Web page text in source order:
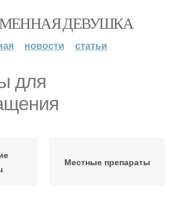
ДЕВУШКА
новости статьи
для
Местные препараты